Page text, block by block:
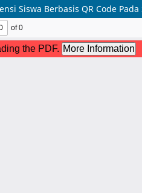
Siswa Berbasis QR Code